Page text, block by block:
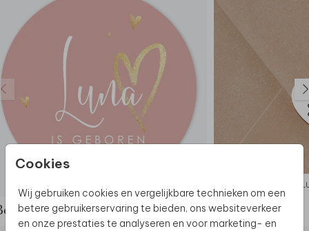
Cookies
Wij gebruiken cookies en vergelijkbare technieken om een
betere gebruikerservaring te bieden, ons websiteverkeer
en onze prestaties te analyseren en voor marketing- en
de complete set